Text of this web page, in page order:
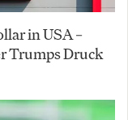
in USA –
Trumps Druck